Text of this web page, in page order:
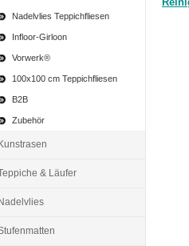
Nadelvlies Teppichfliesen
Infloor-Girloon
Vorwerk®
100x100 cm Teppichfliesen
B2B
Zubehör
Kunstrasen
& Läufer
Nadelvlies